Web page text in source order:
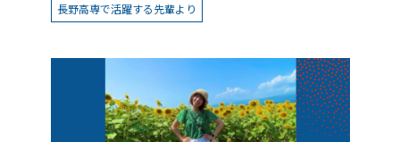
長野高専で活躍する先輩より